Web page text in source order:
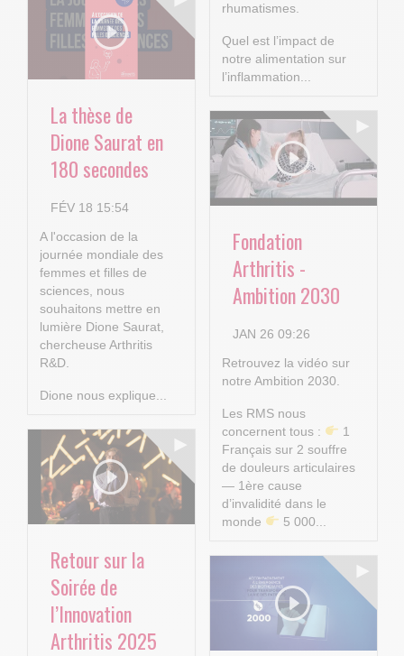
rhumatismes.
Quel est l’impact de
notre alimentation sur
l’inflammation...
La thèse de
Dione Saurat en
180 secondes
FÉV 18 15:54
A l'occasion de la
journée mondiale des
femmes et filles de
sciences, nous
souhaitons mettre en
lumière Dione Saurat,
chercheuse Arthritis
R&D.
Dione nous explique...
Fondation
Arthritis -
Ambition 2030
JAN 26 09:26
Retrouvez la vidéo sur
notre Ambition 2030.
Les RMS nous
concernent tous :
1
Français sur 2 souffre
de douleurs articulaires
— 1ère cause
d’invalidité dans le
monde
5 000...
Retour sur la
Soirée de
l’Innovation
Arthritis 2025